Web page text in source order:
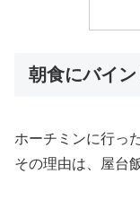
朝食にバイン
ホーチミンに行っ
その理由は、屋台